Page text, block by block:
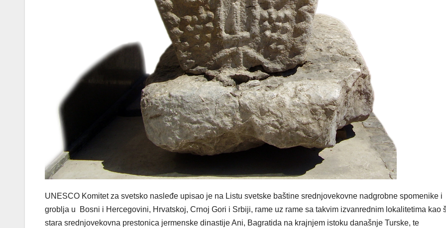
UNESCO Komitet za svetsko nasleđe upisao je na Listu svetske baštine srednjovekovne nadgrobne spomenike i
groblja u Bosni i Hercegovini, Hrvatskoj, Crnoj Gori i Srbiji, rame uz rame sa takvim izvanrednim lokalitetima kao
stara srednjovekovna prestonica jermenske dinastije Ani, Bagratida na krajnjem istoku današnje Turske, te